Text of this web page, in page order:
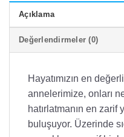
Açıklama
Değerlendirmeler (0)
Hayatımızın en
annelerimize, onları
hatırlatmanın en zarif
buluşuyor. Üzerinde